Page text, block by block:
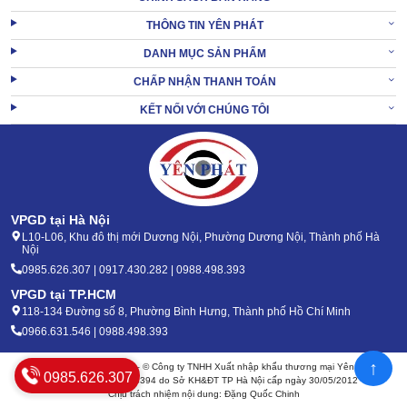
Máy hoạt động với công suất 30HP cùng lưu lượng tối đa đạt
6005L/phút. Với thông số này, thiết bị hoàn toàn có thể đáp ứng
hiệu quả lượng công việc vừa và lớn tại hầu hết các đơn vị, doanh
THÔNG TIN YÊN PHÁT
DANH MỤC SẢN PHẨM
CHẤP NHẬN THANH TOÁN
KẾT NỐI VỚI CHÚNG TÔI
VPGD tại Hà Nội
L10-L06, Khu đô thị mới Dương Nội, Phường Dương Nội, Thành phố Hà
Nội
0985.626.307 | 0917.430.282 | 0988.498.393
VPGD tại TP.HCM
118-134 Đường số 8, Phường Bình Hưng, Thành phố Hồ Chí Minh
0966.631.546 | 0988.498.393
Bản quyền 2020 - 2026 – © Công ty TNHH Xuất nhập khẩu thương mại Yên Phát
Mã số thuế: 0105904394 do Sở KH&ĐT TP Hà Nội cấp ngày 30/05/2012
Chịu trách nhiệm nội dung: Đặng Quốc Chinh
0985.626.307 ↑